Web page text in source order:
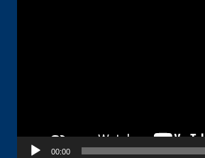
00:00